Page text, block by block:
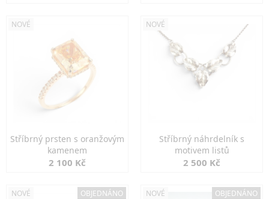
NOVÉ
Stříbrný prsten s oranžovým
kamenem
2 100 Kč
NOVÉ
Stříbrný náhrdelník s
motivem listů
2 500 Kč
NOVÉ OBJEDNÁNO NOVÉ OBJEDNÁNO